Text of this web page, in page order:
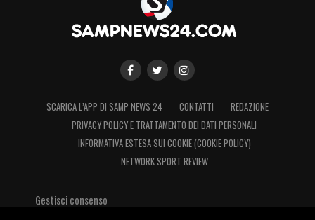
SCARICA L’APP DI SAMP NEWS 24 CONTATTI
REDAZIONE
PRIVACY POLICY E TRATTAMENTO DEI DATI PERSONALI
INFORMATIVA ESTESA SUI COOKIE (COOKIE POLICY)
NETWORK SPORT REVIEW
Gestisci consenso